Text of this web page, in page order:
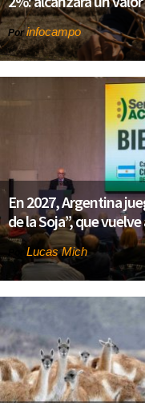
Porinfocampo
En 2027, Argentina
de la Soja”, que
Lucas Mich